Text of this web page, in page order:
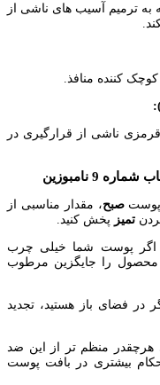
به ترمیم آسیب های ناشی از
کننده منافذ.
ناشی از قرارگیری در
نامبوزین
پوستصبح، مقدار مناسبی از
تمیز پخش کنید.
اگر پوست شما خیلی چرب
محصول را جایگزین مرطوب
در فضای باز هستید، تجدید
هرچقدر منظم تر از این ضد
بیشتری در بافت پوست